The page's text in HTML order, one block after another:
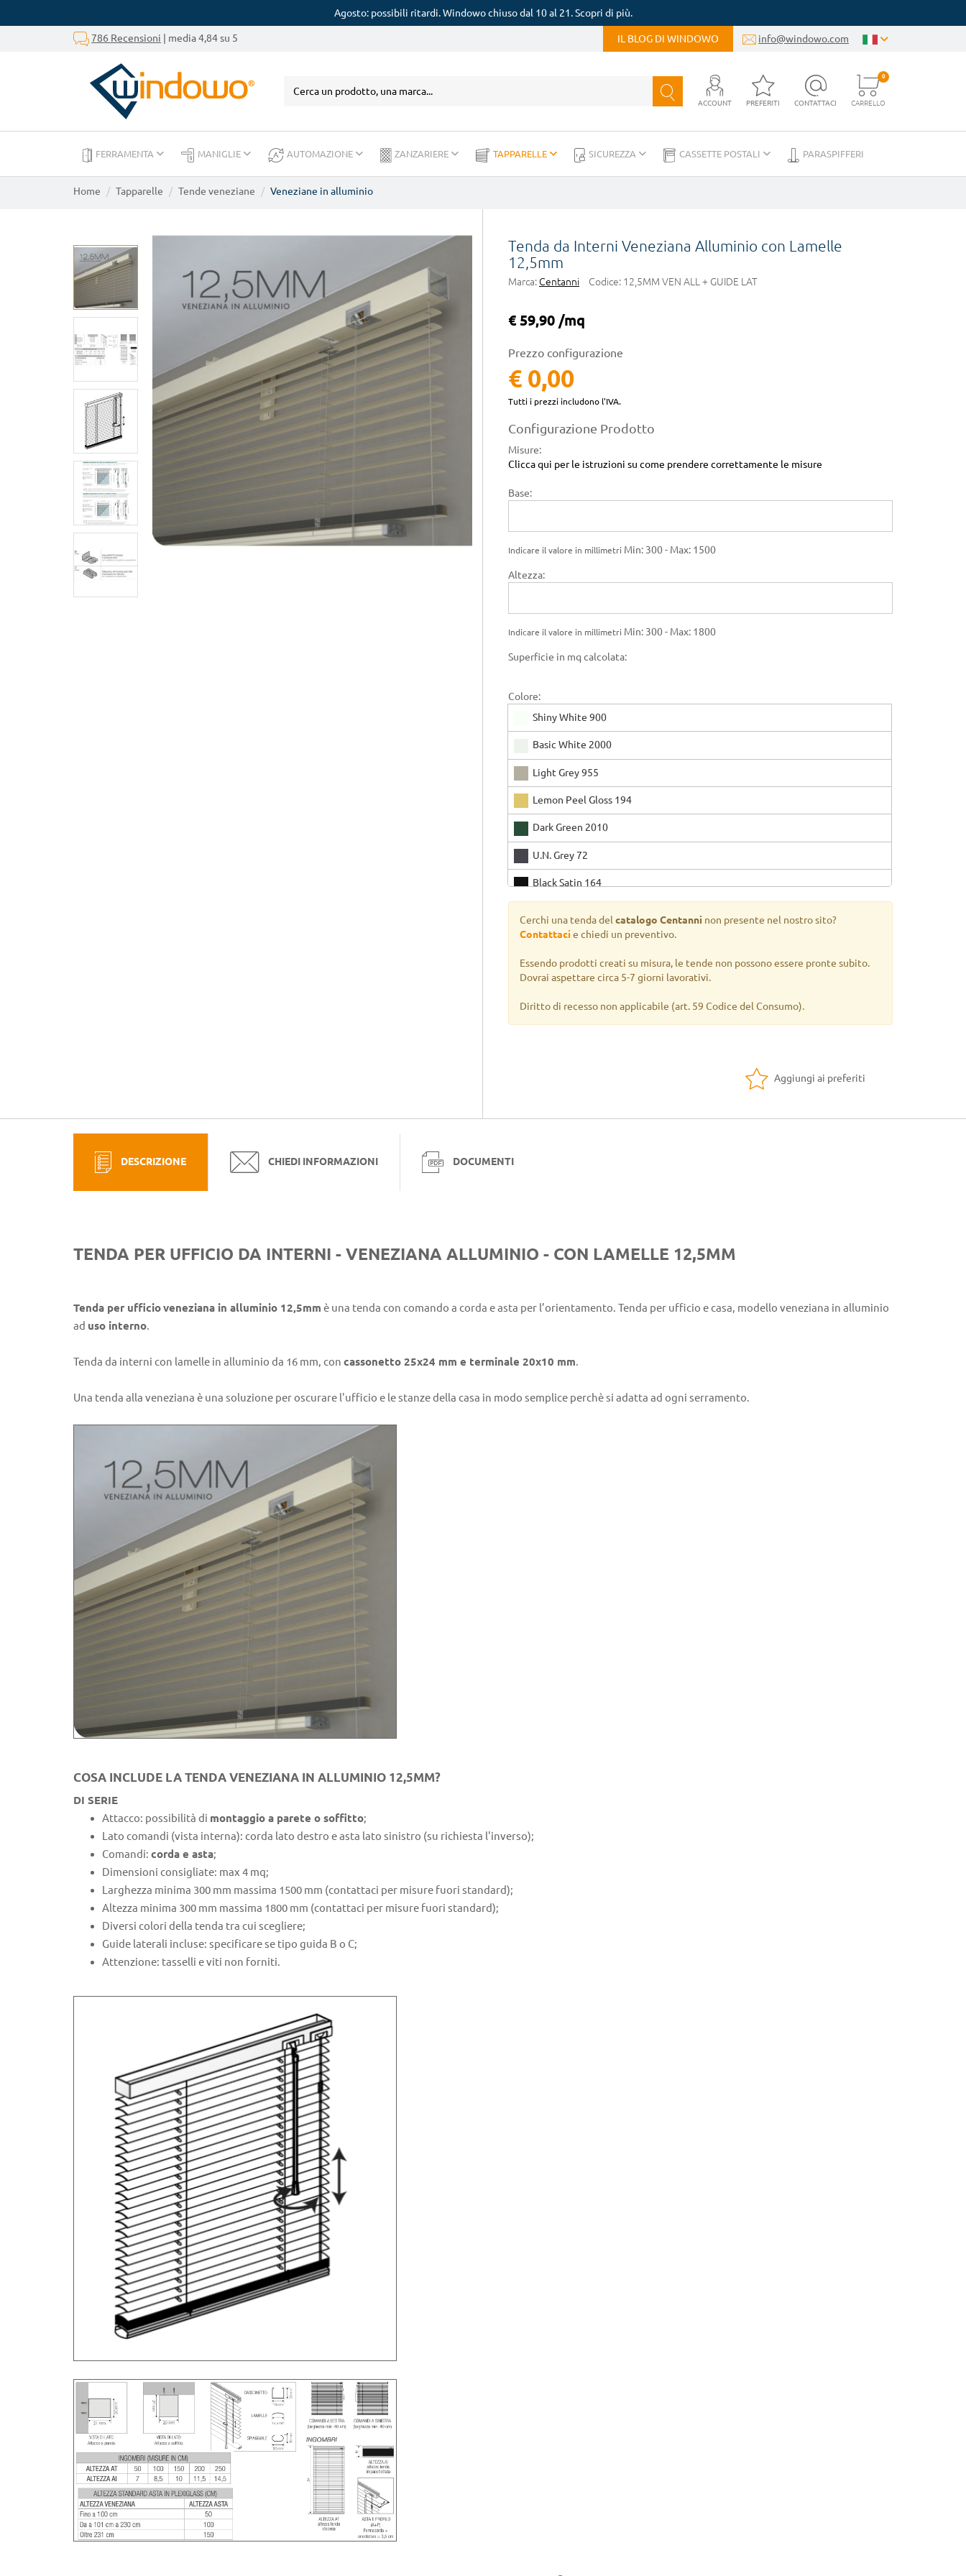
Agosto: possibili ritardi. Windowo chiuso dal 10 al 21. Scopri di più.
786 Recensioni | media 4,84 su 5 IL BLOG DI WINDOWO info@windowo.com
ACCOUNT PREFERITI CONTATTACI CARRELLO
0
FERRAMENTA MANIGLIE AUTOMAZIONE ZANZARIERE TAPPARELLE SICUREZZA CASSETTE POSTALI PARASPIFFERI
Home Tapparelle Tende veneziane Veneziane in alluminio
Tenda da Interni Veneziana Alluminio con Lamelle
12,5mm
Marca: Centanni Codice: 12,5MM VEN ALL + GUIDE LAT
€ 59,90 /mq
Prezzo configurazione
€ 0,00
Tutti i prezzi includono l'IVA.
Configurazione Prodotto
Misure:
Clicca qui per le istruzioni su come prendere correttamente le misure
Base:
Indicare il valore in millimetri Min: 300 - Max: 1500
Altezza:
Indicare il valore in millimetri Min: 300 - Max: 1800
Superficie in mq calcolata:
Colore:
Shiny White 900
Basic White 2000
Light Grey 955
Lemon Peel Gloss 194
Dark Green 2010
U.N. Grey 72
Black Satin 164
Cerchi una tenda del catalogo Centanni non presente nel nostro sito?
Contattacie chiedi un preventivo.
Essendo prodotti creati su misura, le tende non possono essere pronte subito.
Dovrai aspettare circa 5-7 giorni lavorativi.
Diritto di recesso non applicabile (art. 59 Codice del Consumo).
Aggiungi ai preferiti
DESCRIZIONE CHIEDI INFORMAZIONI DOCUMENTI
TENDA PER UFFICIO DA INTERNI - VENEZIANA ALLUMINIO - CON LAMELLE 12,5MM
Tenda per ufficioveneziana in alluminio 12,5mm è una tenda con comando a corda e asta per l’orientamento. Tenda per ufficio e casa, modello veneziana in alluminio
ad uso interno.
Tenda da interni con lamelle in alluminio da 16 mm, con cassonetto 25x24 mm e terminale 20x10 mm.
Una tenda alla veneziana è una soluzione per oscurare l'ufficio e le stanze della casa in modo semplice perchè si adatta ad ogni serramento.
COSA INCLUDE LA TENDA VENEZIANA IN ALLUMINIO 12,5MM?
DI SERIE
Attacco: possibilità di montaggio a parete o soffitto;
Lato comandi (vista interna): corda lato destro e asta lato sinistro (su richiesta l'inverso);
Comandi: corda e asta;
Dimensioni consigliate: max 4 mq;
Larghezza minima 300 mm massima 1500 mm (contattaci per misure fuori standard);
Altezza minima 300 mm massima 1800 mm (contattaci per misure fuori standard);
Diversi colori della tenda tra cui scegliere;
Guide laterali incluse: specificare se tipo guida B o C;
Attenzione: tasselli e viti non forniti.